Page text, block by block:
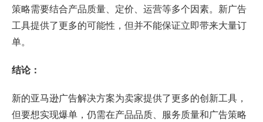
策略需要结合产品质量、定价、运营等多个因素。新广告
工具提供了更多的可能性，但并不能保证立即带来大量订
单。
结论：
新的亚马逊广告解决方案为卖家提供了更多的创新工具，
但要想实现爆单，仍需在产品品质、服务质量和广告策略